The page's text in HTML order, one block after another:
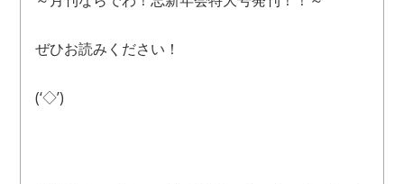
ぜひお読みください！
(‘◇’)ゞ